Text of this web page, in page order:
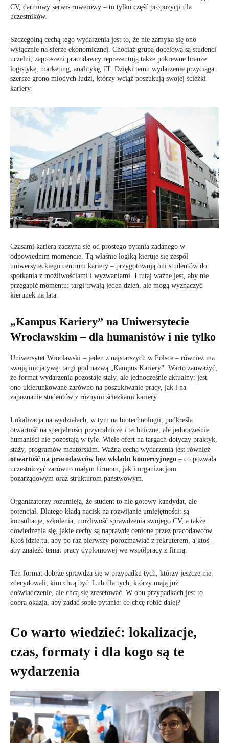
CV, darmowy serwis rowerowy – to tylko część propozycji dla
uczestników.
Szczególną cechą tego wydarzenia jest to, że nie zamyka się ono
wyłącznie na sferze ekonomicznej. Chociaż grupą docelową są studenci
uczelni, zaproszeni pracodawcy reprezentują także pokrewne branże:
logistykę, marketing, analitykę, IT. Dzięki temu wydarzenie przyciąga
szersze grono młodych ludzi, którzy wciąż poszukują swojej ścieżki
kariery.
Czasami kariera zaczyna się od prostego pytania zadanego w
odpowiednim momencie. Tą właśnie logiką kieruje się zespół
uniwersyteckiego centrum kariery – przygotowują oni studentów do
spotkania z możliwościami i wyzwaniami. I tutaj ważne jest, aby nie
przegapić momentu: targi trwają jeden dzień, ale mogą wyznaczyć
kierunek na lata.
„Kampus Kariery” na Uniwersytecie
Wrocławskim – dla humanistów i nie tylko
Uniwersytet Wrocławski – jeden z najstarszych w Polsce – również ma
swoją inicjatywę: targi pod nazwą „Kampus Kariery”. Warto zauważyć,
że format wydarzenia pozostaje stały, ale jednocześnie aktualny: jest
ono ukierunkowane zarówno na poszukiwanie pracy, jak i na
zapoznanie studentów z różnymi ścieżkami kariery.
Lokalizacja na wydziałach, w tym na biotechnologii, podkreśla
otwartość na specjalności przyrodnicze i techniczne, ale jednocześnie
humaniści nie pozostają w tyle. Wiele ofert na targach dotyczy praktyk,
staży, programów mentorskim. Ważną cechą wydarzenia jest również
otwartość na pracodawców bez wkładu komercyjnego – co pozwala
uczestniczyć zarówno małym firmom, jak i organizacjom
pozarządowym oraz strukturom państwowym.
Organizatorzy rozumieją, że student to nie gotowy kandydat, ale
potencjał. Dlatego kładą nacisk na rozwijanie umiejętności: są
konsultacje, szkolenia, możliwość sprawdzenia swojego CV, a także
dowiedzenia się, jakie cechy są naprawdę cenione przez pracodawców.
Ktoś idzie tu, aby po raz pierwszy porozmawiać z rekruterem, a ktoś –
aby znaleźć temat pracy dyplomowej we współpracy z firmą.
Ten format dobrze sprawdza się w przypadku tych, którzy jeszcze nie
zdecydowali, kim chcą być. Lub dla tych, którzy mają już
doświadczenie, ale chcą się zresetować. W obu przypadkach jest to
dobra okazja, aby zadać sobie pytanie: co chcę robić dalej?
Co warto wiedzieć: lokalizacje,
czas, formaty i dla kogo są te
wydarzenia